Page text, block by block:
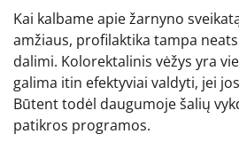
Kai kalbame apie žarnyno
amžiaus, profilaktika tampa
dalimi. Kolorektalinis vėžys yra
galima itin efektyviai valdyti, jei
Būtent todėl daugumoje šalių
patikros programos.